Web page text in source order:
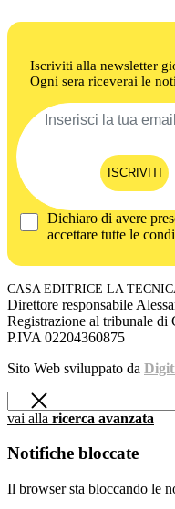
Iscriviti alla newsletter
Ogni sera riceverai le
ISCRIVITI
Dichiaro di avere
accettare tutte le
CASA EDITRICE LA
Direttore responsabile
Registrazione al tribunale di
P.IVA 02204360875
Sito Web sviluppato da
vai alla ricerca avanzata
Notifiche bloccate
Il browser sta bloccando le